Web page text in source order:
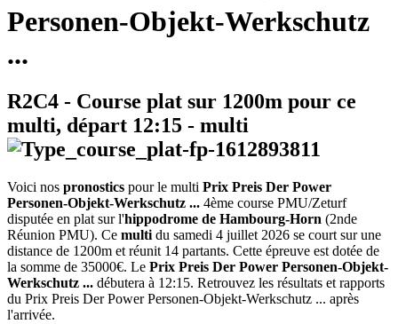
Personen-Objekt-Werkschutz
...
R2C4 - Course plat sur 1200m pour ce
multi, départ 12:15 - multi
Voici nos pronostics pour le multi Prix Preis Der Power
Personen-Objekt-Werkschutz ... 4ème course PMU/Zeturf
disputée en plat sur l'hippodrome de Hambourg-Horn (2nde
Réunion PMU). Ce multi du samedi 4 juillet 2026 se court sur une
distance de 1200m et réunit 14 partants. Cette épreuve est dotée de
la somme de 35000€. Le Prix Preis Der Power Personen-Objekt-
Werkschutz ... débutera à 12:15. Retrouvez les résultats et rapports
du Prix Preis Der Power Personen-Objekt-Werkschutz ... après
l'arrivée.